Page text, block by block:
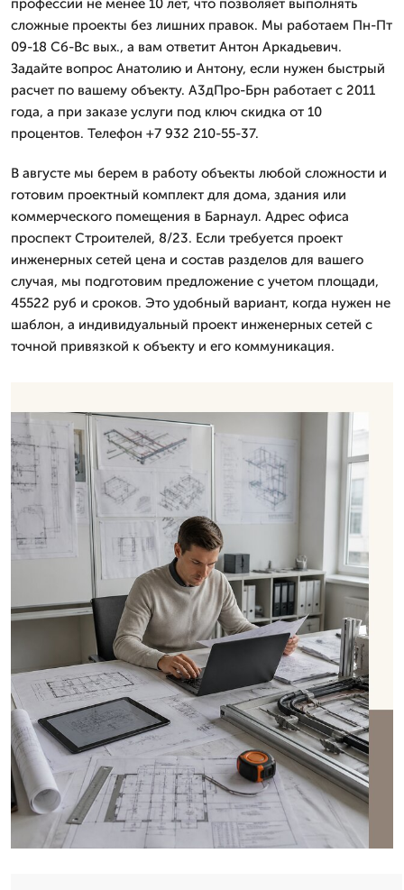
профессии не менее 10 лет, что позволяет выполнять
сложные проекты без лишних правок. Мы работаем Пн-Пт
09-18 Сб-Вс вых., а вам ответит Антон Аркадьевич.
Задайте вопрос Анатолию и Антону, если нужен быстрый
расчет по вашему объекту. А3дПро-Брн работает с 2011
года, а при заказе услуги под ключ скидка от 10
процентов. Телефон +7 932 210-55-37.
В августе мы берем в работу объекты любой сложности и
готовим проектный комплект для дома, здания или
коммерческого помещения в Барнаул. Адрес офиса
проспект Строителей, 8/23. Если требуется проект
инженерных сетей цена и состав разделов для вашего
случая, мы подготовим предложение с учетом площади,
45522 руб и сроков. Это удобный вариант, когда нужен не
шаблон, а индивидуальный проект инженерных сетей с
точной привязкой к объекту и его коммуникация.